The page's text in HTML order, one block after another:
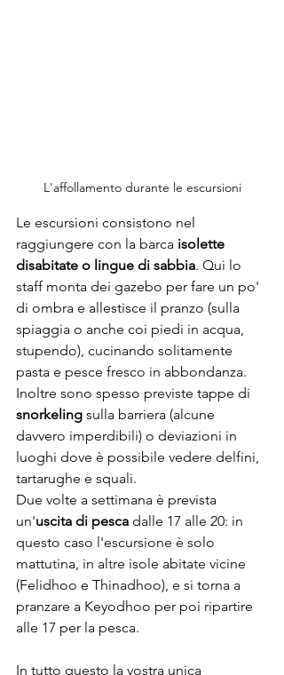
L'affollamento durante le escursioni
Le escursioni consistono nel
raggiungere con la barca isolette
disabitate o lingue di sabbia. Qui lo
staff monta dei gazebo per fare un po'
di ombra e allestisce il pranzo (sulla
spiaggia o anche coi piedi in acqua,
stupendo), cucinando solitamente
pasta e pesce fresco in abbondanza.
Inoltre sono spesso previste tappe di
snorkeling sulla barriera (alcune
davvero imperdibili) o deviazioni in
luoghi dove è possibile vedere delfini,
tartarughe e squali.
Due volte a settimana è prevista
un'uscita di pesca dalle 17 alle 20: in
questo caso l'escursione è solo
mattutina, in altre isole abitate vicine
(Felidhoo e Thinadhoo), e si torna a
pranzare a Keyodhoo per poi ripartire
alle 17 per la pesca.
In tutto questo la vostra unica